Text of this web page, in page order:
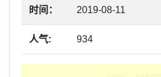
时间： 2019-08-11
人气: 934